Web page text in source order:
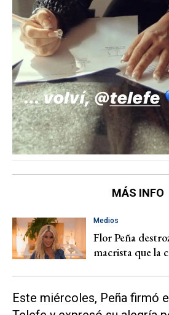
MÁS INFO
Medios
Flor Peña
macrista que la
Este miércoles, Peña firmó